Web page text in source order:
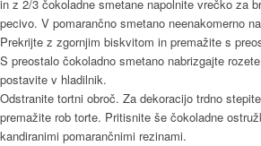
in z 2/3 čokoladne smetane napolnite vrečko za
pecivo. V pomarančno smetano neenakomerno
Prekrijte z zgornjim biskvitom in premažite s
S preostalo čokoladno smetano nabrizgajte
postavite v hladilnik.
Odstranite tortni obroč. Za dekoracijo trdno
premažite rob torte. Pritisnite še čokoladne
kandiranimi pomarančnimi rezinami.